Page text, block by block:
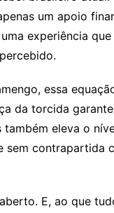
um apoio
experiência
essa
da torcida
também eleva o
sem contrapartida
E, ao que